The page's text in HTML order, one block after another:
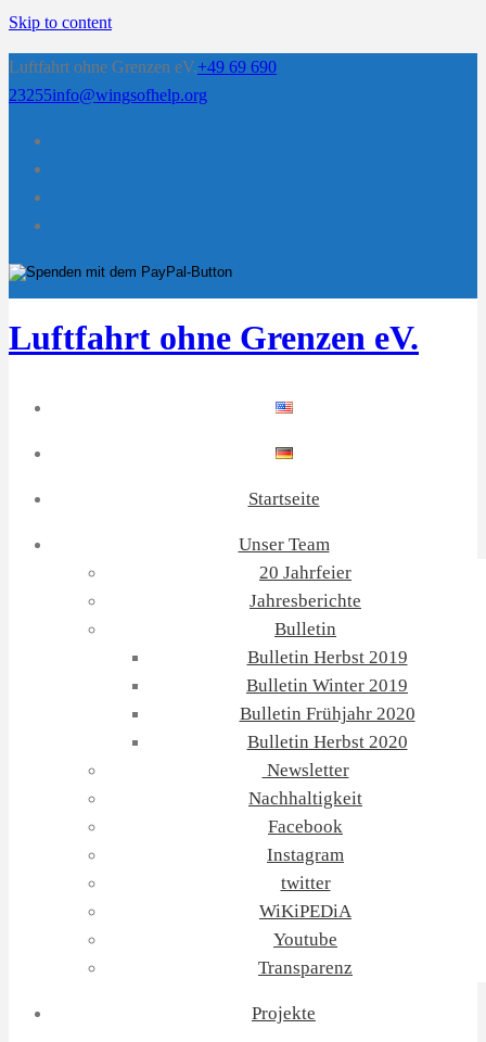
Skip to content
Luftfahrt ohne Grenzen eV.+49 69 690
23255info@wingsofhelp.org
Luftfahrt ohne Grenzen eV.
Startseite
Unser Team
20 Jahrfeier
Jahresberichte
Bulletin
Bulletin Herbst 2019
Bulletin Winter 2019
Bulletin Frühjahr 2020
Bulletin Herbst 2020
Newsletter
Nachhaltigkeit
Facebook
Instagram
twitter
WiKiPEDiA
Youtube
Transparenz
Projekte